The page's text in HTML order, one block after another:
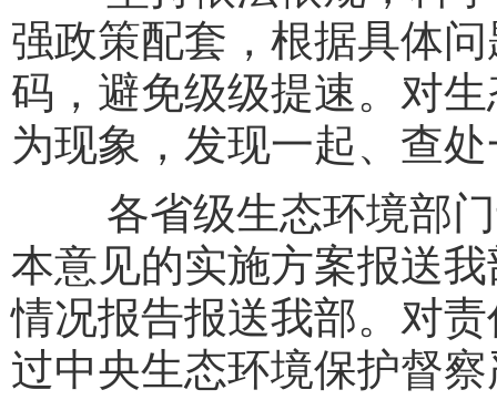
强政策配套，根据具体
码，避免级级提速。对
为现象，发现一起、查
各省级生态环境部门
本意见的实施方案报送
情况报告报送我部。对
过中央生态环境保护督